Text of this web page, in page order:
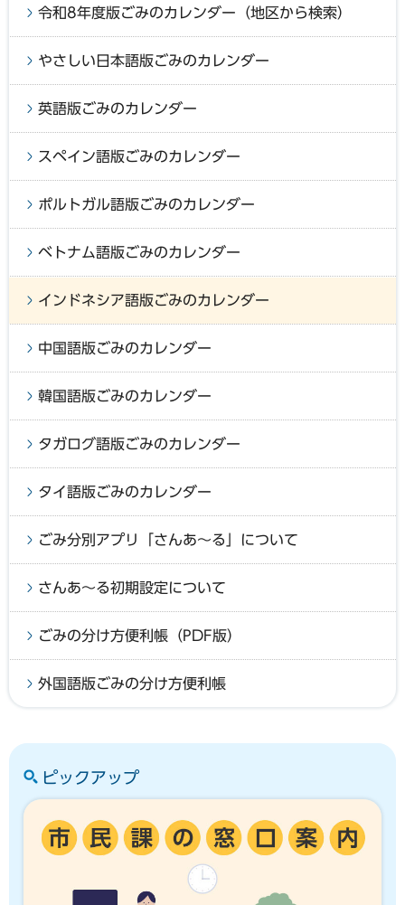
令和8年度版ごみのカレンダー（地区から検索）
やさしい日本語版ごみのカレンダー
英語版ごみのカレンダー
スペイン語版ごみのカレンダー
ポルトガル語版ごみのカレンダー
ベトナム語版ごみのカレンダー
インドネシア語版ごみのカレンダー
中国語版ごみのカレンダー
韓国語版ごみのカレンダー
タガログ語版ごみのカレンダー
タイ語版ごみのカレンダー
ごみ分別アプリ「さんあ～る」について
さんあ～る初期設定について
ごみの分け方便利帳（PDF版）
外国語版ごみの分け方便利帳
ピックアップ